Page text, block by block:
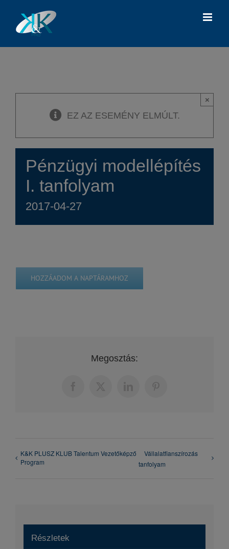
EZ AZ ESEMÉNY ELMÚLT.
×
Pénzügyi modellépítés
I. tanfolyam
2017-04-27
HOZZÁADOM A NAPTÁRAMHOZ
Megosztás:
K&K PLUSZ KLUB Talentum Vezetőképző
Program
Vállalatfianszírozás
tanfolyam
Részletek